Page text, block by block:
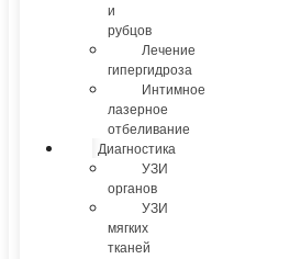
и
рубцов
Лечение
гипергидроза
Интимное
лазерное
отбеливание
Диагностика
УЗИ
органов
УЗИ
мягких
тканей